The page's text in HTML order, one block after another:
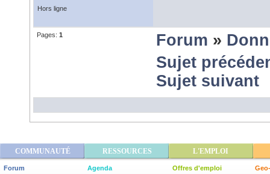
Hors ligne
Pages: 1 Forum »
Sujet
Sujet suivant
COMMUNAUTÉ RESSOURCES L'EMPLOI
Forum
Agenda
Offres d'emploi